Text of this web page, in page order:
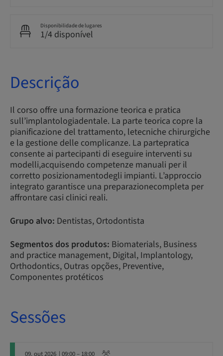
Disponibilidade de lugares
1/4 disponível
Descrição
Il corso offre una formazione teorica e pratica
sull’implantologiadentale. La parte teorica copre la
pianificazione del trattamento, letecniche chirurgiche
e la gestione delle complicanze. La partepratica
consente ai partecipanti di eseguire interventi su
modelli,acquisendo competenze manuali per il
corretto posizionamentodegli impianti. L’approccio
integrato garantisce una preparazionecompleta per
affrontare casi clinici reali.
Grupo alvo: Dentistas, Ortodontista
Segmentos dos produtos: Biomaterials, Business
and practice management, Digital, Implantology,
Orthodontics, Outras opções, Preventive,
Componentes protéticos
Sessões
09. out 2026 | 09:00 – 18:00